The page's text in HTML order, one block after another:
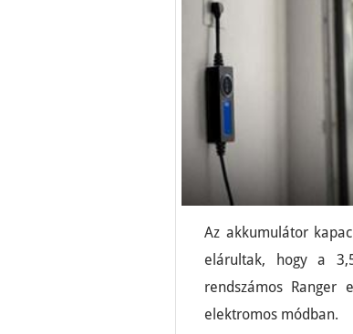
Az akkumulátor
elárultak, hogy a
rendszámos
elektromos módban.